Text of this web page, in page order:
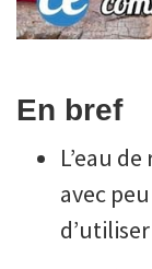
En bref
L’eau
avec